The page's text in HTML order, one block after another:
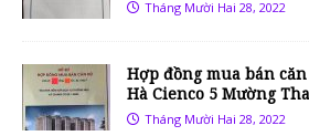
Tháng Mười Hai 28, 2022
Hợp đồng mua bán
Hà Cienco 5 Mường
Tháng Mười Hai 28, 2022